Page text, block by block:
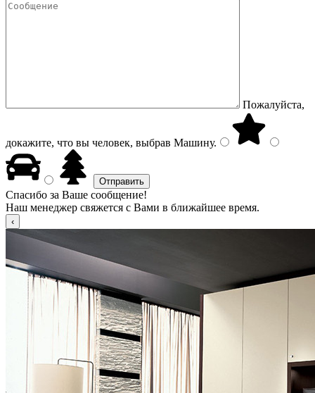
Пожалуйста,
докажите, что вы человек, выбрав Машину.
Спасибо за Ваше сообщение!
Наш менеджер свяжется с Вами в ближайшее время.